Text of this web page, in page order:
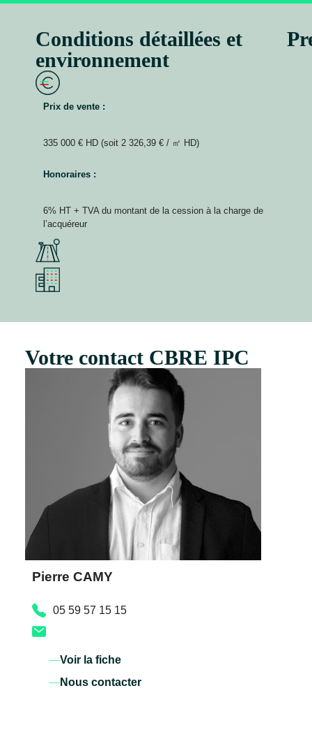
Conditions détaillées et
environnement
Prix de vente :
335 000 € HD (soit 2 326,39 € / ㎡ HD)
Honoraires :
6% HT + TVA du montant de la cession à la charge de
l’acquéreur
Votre contact CBRE IPC
Pierre CAMY
05 59 57 15 15
Voir la fiche
Nous contacter